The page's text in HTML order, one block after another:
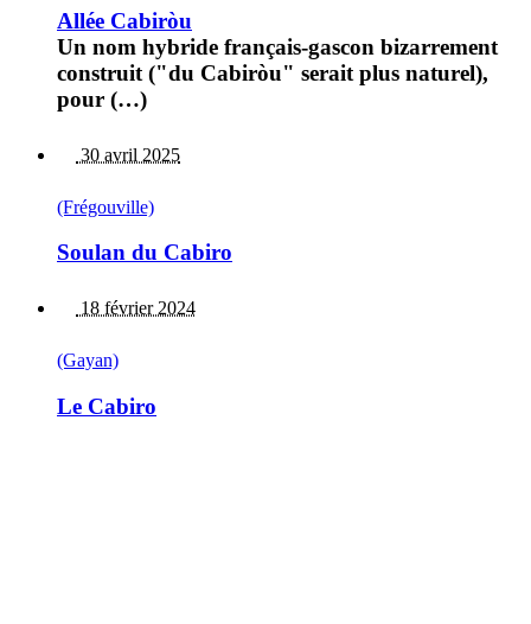
Allée Cabiròu
Un nom hybride français-gascon bizarrement
construit ("du Cabiròu" serait plus naturel),
pour (…)
30 avril 2025
(Frégouville)
Soulan du Cabiro
18 février 2024
(Gayan)
Le Cabiro